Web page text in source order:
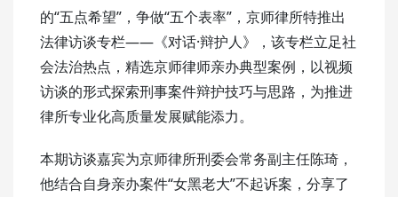
的“五点希望”，争做“五个表率”，京师律所特推出
法律访谈专栏——《对话·辩护人》，该专栏立足社
会法治热点，精选京师律师亲办典型案例，以视频
访谈的形式探索刑事案件辩护技巧与思路，为推进
律所专业化高质量发展赋能添力。
本期访谈嘉宾为京师律所刑委会常务副主任陈琦，
他结合自身亲办案件“女黑老大”不起诉案，分享了